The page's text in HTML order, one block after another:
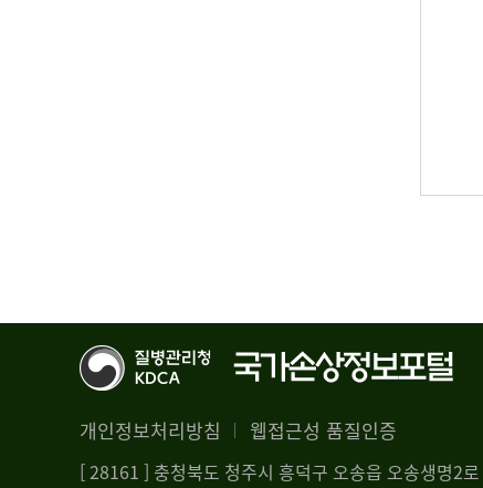
개인정보처리방침 웹접근성 품질인증
[ 28161 ] 충청북도 청주시 흥덕구 오송읍 오송생명2